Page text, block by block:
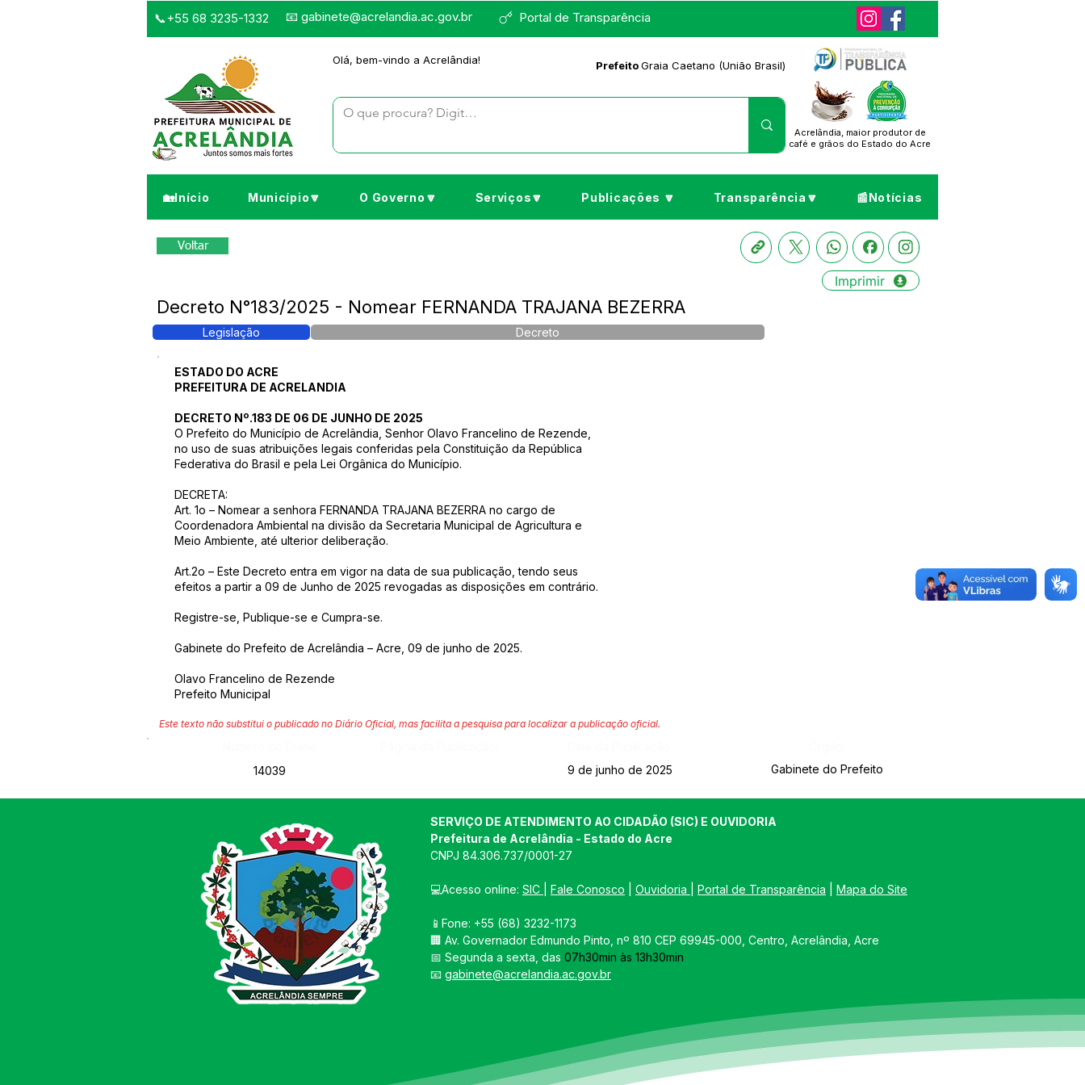
Portal de Transparência
📞+55 68 3235-1332 📧 gabinete@acrelandia.ac.gov.br
Olá, bem-vindo a Acrelândia! PrefeitoGraia Caetano (União Brasil)
Acrelândia, maior produtor de
café e grãos do Estado do Acre
🏡Início Município🔽 O Governo🔽 Serviços🔽 Publicações 🔽 Transparência🔽 📰Notícias
Voltar
Imprimir
Decreto N°183/2025 - Nomear FERNANDA TRAJANA BEZERRA
Legislação Decreto
ESTADO DO ACRE
PREFEITURA DE ACRELANDIA
DECRETO Nº.183 DE 06 DE JUNHO DE 2025
O Prefeito do Município de Acrelândia, Senhor Olavo Francelino de Rezende,
no uso de suas atribuições legais conferidas pela Constituição da República
Federativa do Brasil e pela Lei Orgânica do Município.
DECRETA:
Art. 1o – Nomear a senhora FERNANDA TRAJANA BEZERRA no cargo de
Coordenadora Ambiental na divisão da Secretaria Municipal de Agricultura e
Meio Ambiente, até ulterior deliberação.
Art.2o – Este Decreto entra em vigor na data de sua publicação, tendo seus
efeitos a partir a 09 de Junho de 2025 revogadas as disposições em contrário.
Registre-se, Publique-se e Cumpra-se.
Gabinete do Prefeito de Acrelândia – Acre, 09 de junho de 2025.
Olavo Francelino de Rezende
Prefeito Municipal
Este texto não substitui o publicado no Diário Oficial, mas facilita a pesquisa para localizar a publicação oficial.
14039
9 de junho de 2025 Gabinete do Prefeito
SERVIÇO DE ATENDIMENTO AO CIDADÃO (SIC) E OUVIDORIA
Prefeitura de Acrelândia - Estado do Acre
CNPJ 84.306.737/0001-27
💻Acesso online: SIC Fale Conosco Ouvidoria Portal de Transparência Mapa do Site
📱Fone: +55 (68) 3232-1173
🏢 Av. Governador Edmundo Pinto, nº 810 CEP 69945-000, Centro, Acrelândia, Acre
📅 Segunda a sexta, das 07h30min às 13h30min
📧 gabinete@acrelandia.ac.gov.br